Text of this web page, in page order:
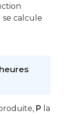
calcule
P la